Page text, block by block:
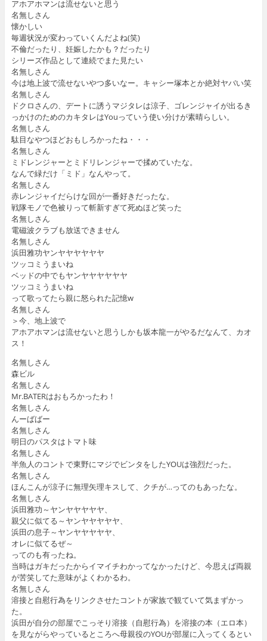
アホアホマンは流せないと思う
名無しさん
懐かしい
毎週状況が変わっていくんだよね(笑)
不倫だったり、妊娠したかも？だったり
シリーズ作品として連続でまた見たい
名無しさん
今は地上波で流せないやつ多いなー。キャシー塚本とか絶対ヤバい笑
名無しさん
ドクロさんの、デートに誘うマジタレは涼子、ゴレンジャイが出るき
っかけのためのカキタレはYouっていう使い分けが素晴らしい。
名無しさん
駄目なやつほどおもしろかったね・・・
名無しさん
ミドレンジャーとミドリレンジャーで揉めていたな。
なんで緑だけ「ミド」なんやって。
名無しさん
赤レンジャイだらけな回が一番好きだったな。
戦隊モノで色被りって斬新すぎて死ぬほど笑った
名無しさん
電磁波クラブも放送できません
名無しさん
浜田雅功ヤンヤヤヤヤヤヤ
ツッコミうまいね
ベッドの中でもヤンヤヤヤヤヤヤ
ツッコミうまいね
って歌ってたら親に怒られた記憶w
名無しさん
＞今、地上波で
アホアホマンは流せないと思うしかも坂本龍一がやるだなんて、カオ
ス！
名無しさん
森ビル
名無しさん
Mr.BATERはおもろかったわ！
名無しさん
んーばばー
名無しさん
明日のパスタはトマト味
名無しさん
半魚人のコントで東野にマジでビンタをしたYOUは強烈だった。
名無しさん
ほんこんが涼子に無理矢理キスして、クチが…ってのもあったな。
名無しさん
浜田雅功～ヤンヤヤヤヤヤ、
親父に似てる～ヤンヤヤヤヤヤ、
浜田の息子～ヤンヤヤヤヤヤ、
オレに似てるぜ～
ってのも有ったね。
当時はガキだったからイマイチわかってなかったけど、今思えば両親
が苦笑してた意味がよくわかるわ。
名無しさん
溶接と自慰行為をリンクさせたコントが家族で観ていて気まずかっ
た。
浜田が自分の部屋でこっそり溶接（自慰行為）を溶接の本（エロ本）
を見ながらやっているところへ母親役のYOUが部屋に入ってくるとい